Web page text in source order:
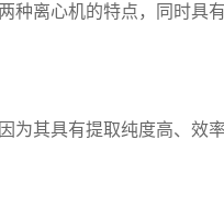
离心机的特点，同时具
为其具有提取纯度高、效